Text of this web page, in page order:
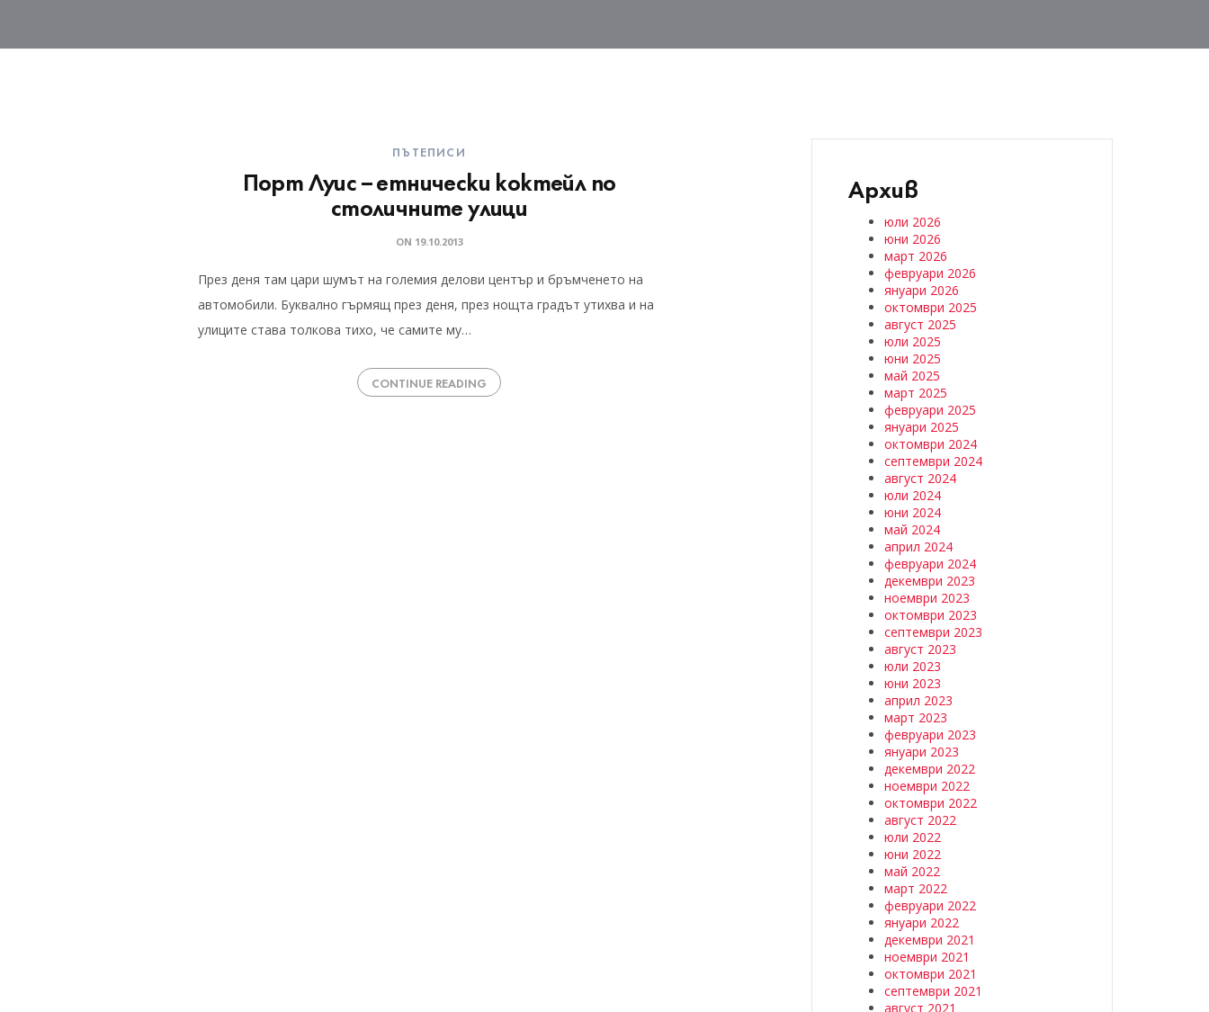
ПЪТЕПИСИ
Порт Луис – етнически коктейл по
столичните улици
ON 19.10.2013
През деня там цари шумът на големия делови център и бръмченето на
автомобили. Буквално гърмящ през деня, през нощта градът утихва и на
улиците става толкова тихо, че самите му…
CONTINUE READING
Архив
юли 2026
юни 2026
март 2026
февруари 2026
януари 2026
октомври 2025
август 2025
юли 2025
юни 2025
май 2025
март 2025
февруари 2025
януари 2025
октомври 2024
септември 2024
август 2024
юли 2024
юни 2024
май 2024
април 2024
февруари 2024
декември 2023
ноември 2023
октомври 2023
септември 2023
август 2023
юли 2023
юни 2023
април 2023
март 2023
февруари 2023
януари 2023
декември 2022
ноември 2022
октомври 2022
август 2022
юли 2022
юни 2022
май 2022
март 2022
февруари 2022
януари 2022
декември 2021
ноември 2021
октомври 2021
септември 2021
август 2021